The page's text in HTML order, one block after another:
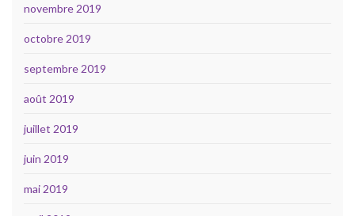
novembre 2019
octobre 2019
septembre 2019
août 2019
juillet 2019
juin 2019
mai 2019